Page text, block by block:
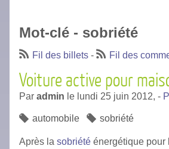
Mot-clé - sobriété
Fil des billets - Fil des
Voiture active pour
Par admin le lundi 25 juin 2012, -
automobile sobriété
Après la sobriété énergétique pour